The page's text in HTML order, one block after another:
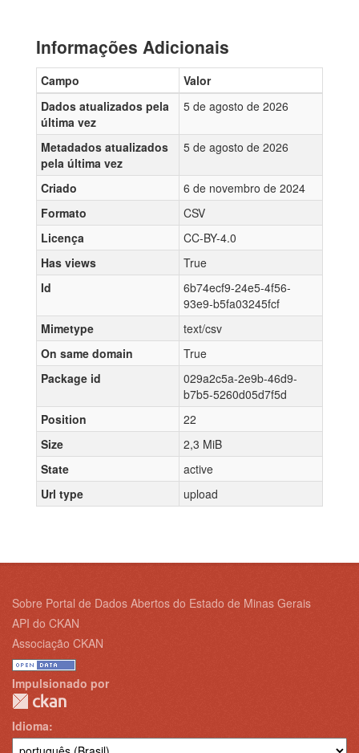
Informações Adicionais
Campo
Valor
Dados atualizados pela
última vez
5 de agosto de 2026
Metadados atualizados
pela última vez
5 de agosto de 2026
Criado
6 de novembro de 2024
Formato
CSV
Licença
CC-BY-4.0
Has views
True
Id
6b74ecf9-24e5-4f56-
93e9-b5fa03245fcf
Mimetype
text/csv
On same domain
True
Package id
029a2c5a-2e9b-46d9-
b7b5-5260d05d7f5d
Position
22
Size
2,3 MiB
State
active
Url type
upload
Sobre Portal de Dados Abertos do Estado de Minas Gerais
API do CKAN
Associação CKAN
Impulsionado por
Idioma